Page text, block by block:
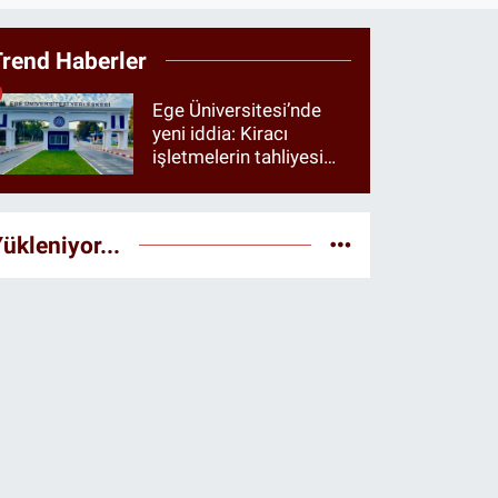
Haberler
Ege Üniversitesi’nde
yeni iddia: Kiracı
işletmelerin tahliyesi